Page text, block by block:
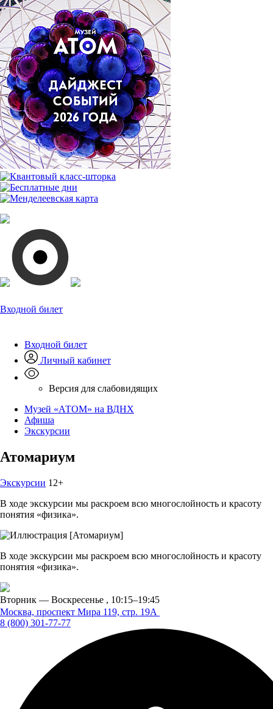
Входной билет
Входной билет
Личный кабинет
Версия для слабовидящих
Музей «АТОМ» на ВДНХ
Афиша
Экскурсии
Атомариум
Экскурсии 12+
В ходе экскурсии мы раскроем всю многослойность и красоту
понятия «физика».
В ходе экскурсии мы раскроем всю многослойность и красоту
понятия «физика».
Вторник — Воскресенье , 10:15–19:45
Москва, проспект Мира 119, стр. 19А
8 (800) 301-77-77